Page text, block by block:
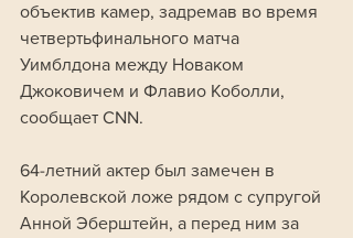
объектив камер, задремав во время
четвертьфинального матча
Уимблдона между Новаком
Джоковичем и Флавио Коболли,
сообщает CNN.
64-летний актер был замечен в
Королевской ложе рядом с супругой
Анной Эберштейн, а перед ним за